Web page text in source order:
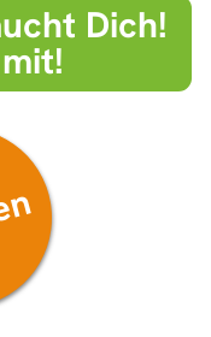
Dich!